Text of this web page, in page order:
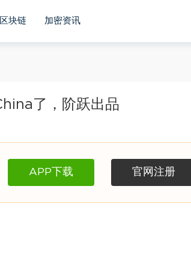
区块链 加密资讯
了，阶跃出品
APP下载 官网注册